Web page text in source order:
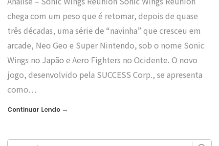
chega com um peso que é retomar, depois de quase
três décadas, uma série de “navinha” que cresceu em
arcade, Neo Geo e Super Nintendo, sob o nome Sonic
Wings no Japão e Aero Fighters no Ocidente. O novo
jogo, desenvolvido pela SUCCESS Corp., se apresenta
como…
Continuar Lendo →